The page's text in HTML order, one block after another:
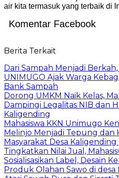
air kita termasuk yang terbaik di
Komentar Facebook
Berita Terkait
Dari Sampah Menjadi
UNIMUGO Ajak Warga
Bank Sampah
Dorong UMKM Naik Kelas,
Dampingi Legalitas NIB dan
Kaligending
Mahasiswa KKN Unimugo
Melinjo Menjadi Tepung dan
Masyarakat Desa Kaligending
Tingkatkan Nilai Jual,
Sosialisasikan Label, Desain
Produk Olahan Sawo di desa